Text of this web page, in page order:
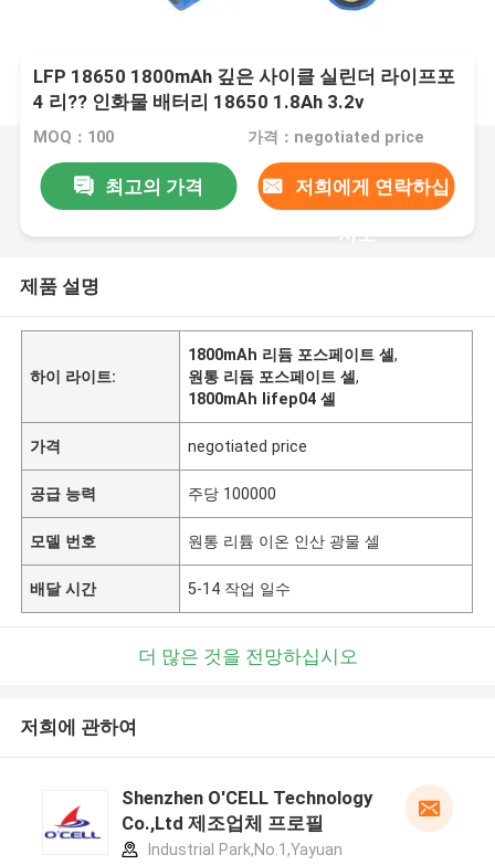
LFP 18650 1800mAh 깊은 사이클 실린더 라이프포
4 리?? 인화물 배터리 18650 1.8Ah 3.2v
MOQ：100 가격：negotiated price
최고의 가격 저희에게 연락하십
시오
제품 설명
하이 라이트:
1800mAh 리듐 포스페이트 셀,
원통 리듐 포스페이트 셀,
1800mAh lifep04 셀
가격 negotiated price
공급 능력 주당 100000
모델 번호 원통 리튬 이온 인산 광물 셀
배달 시간 5-14 작업 일수
더 많은 것을 전망하십시오
저희에 관하여
Shenzhen O'CELL Technology
Co.,Ltd 제조업체 프로필
Industrial Park,No.1,Yayuan